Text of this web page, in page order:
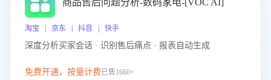
商品售后问题分析-数码家电-[VOC AI]
淘宝 | 京东 | 抖音 | 快手
深度分析买家会话 · 识别售后痛点 · 报表自动生成
免费开通，按量计费已售1660+